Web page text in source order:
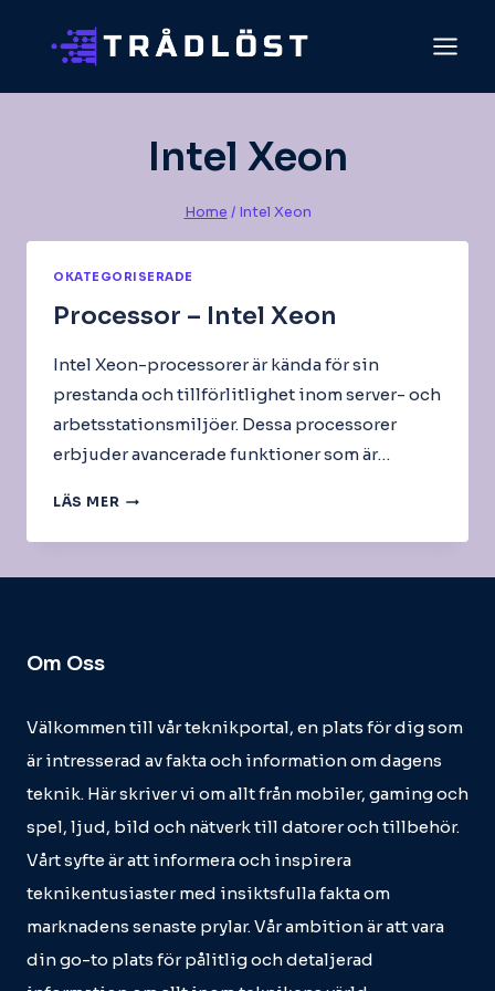
Intel Xeon
Home / Intel Xeon
OKATEGORISERADE
Processor – Intel Xeon
Intel Xeon-processorer är kända för sin
prestanda och tillförlitlighet inom server- och
arbetsstationsmiljöer. Dessa processorer
erbjuder avancerade funktioner som är…
LÄS MER PROCESSOR
INTEL
Om Oss
Välkommen till vår teknikportal, en plats för dig som
är intresserad av fakta och information om dagens
teknik. Här skriver vi om allt från mobiler, gaming och
spel, ljud, bild och nätverk till datorer och tillbehör.
Vårt syfte är att informera och inspirera
teknikentusiaster med insiktsfulla fakta om
marknadens senaste prylar. Vår ambition är att vara
din go-to plats för pålitlig och detaljerad